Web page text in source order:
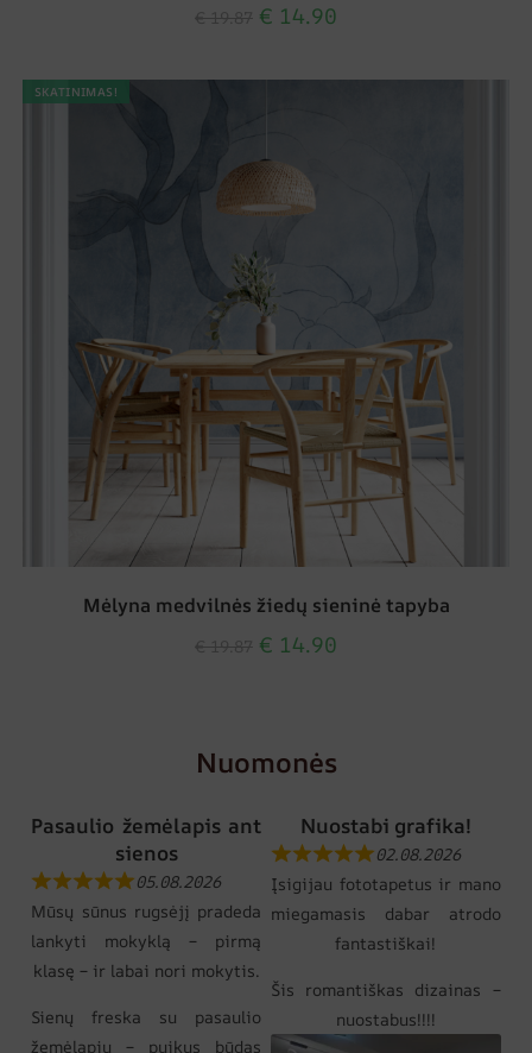
€ 14.90
SKATINIMAS!
Mėlyna medvilnės žiedų sieninė tapyba
€ 14.90
Nuomonės
Pasaulio žemėlapis ant
sienos
05.08.2026
Mūsų sūnus rugsėjį pradeda
lankyti mokyklą – pirmą
klasę – ir labai nori mokytis.
Sienų freska su pasaulio
žemėlapiu – puikus būdas
Nuostabi grafika!
02.08.2026
Įsigijau fototapetus ir mano
miegamasis dabar atrodo
fantastiškai!
Šis romantiškas dizainas –
nuostabus!!!!